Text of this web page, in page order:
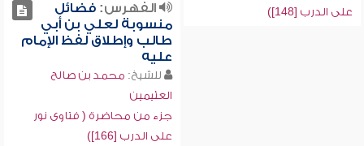
على الدرب [148])
الفهرس:فضائل
منسوبة لعلي بن أبي
طالب وإطلاق لفظ الإمام
عليه
للشيخ: محمد بن صالح
العثيمين
جزء من محاضرة ( فتاوى نور
على الدرب [166])